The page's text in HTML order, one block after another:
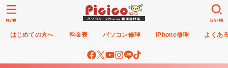
はじめての方へ 料金表 パソコン修理 iPhone修理 よくあ
SEARCH
MENU